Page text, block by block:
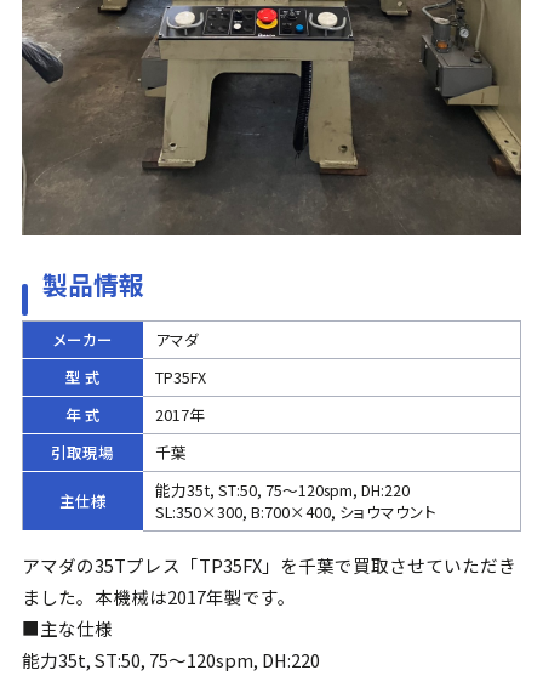
製品情報
メーカー
アマダ
型 式
TP35FX
年 式
2017年
引取現場
千葉
主仕様
能力35t, ST:50, 75～120spm, DH:220
SL:350×300, B:700×400, ショウマウント
アマダの35Tプレス「TP35FX」を千葉で買取させていただき
ました。本機械は2017年製です。
■主な仕様
能力35t, ST:50, 75～120spm, DH:220